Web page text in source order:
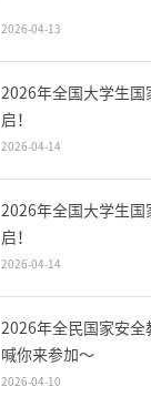
2026-04-13
2026年全国大学生国
启！
2026-04-14
2026年全国大学生国
启！
2026-04-14
2026年全民国家安全
喊你来参加～
2026-04-10